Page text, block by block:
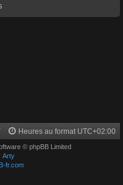
Heures au format UTC+02:00
© phpBB Limited
Arty
fr.com